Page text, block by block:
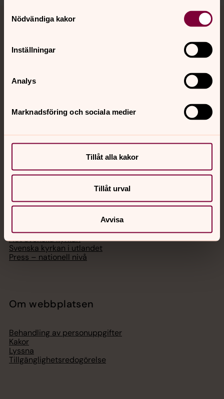
Nödvändiga kakor
Inställningar
Analys
Marknadsföring och sociala medier
Tillåt alla kakor
Tillåt urval
Avvisa
Akut samtals- och krisstöd. Prata eller chatta anonymt
Telefon 112
Bli medlem
Organisation
Act Svenska kyrkan
Svenska kyrkan i utlandet
Press – nationell nivå
Om webbplatsen
Behandling av personuppgifter
Kakor
Lyssna
Tillgänglighetsredogörelse